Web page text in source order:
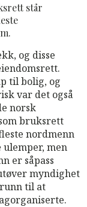
står
og disse
til bolig, og
var det også
norsk
bruksrett
nordmenn
men
er såpass
myndighet
til at